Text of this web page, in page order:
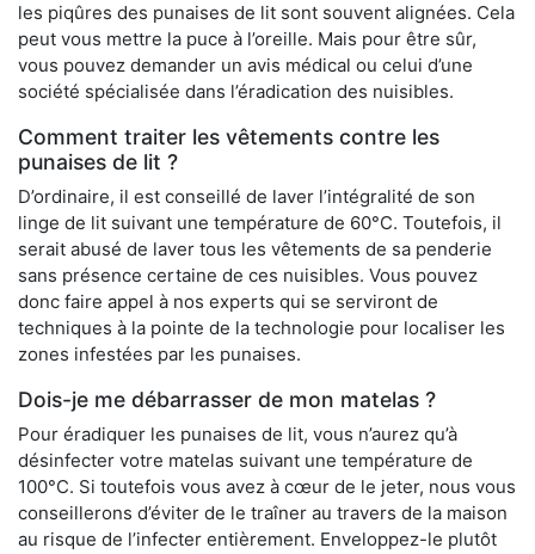
les piqûres des punaises de lit sont souvent alignées. Cela
peut vous mettre la puce à l’oreille. Mais pour être sûr,
vous pouvez demander un avis médical ou celui d’une
société spécialisée dans l’éradication des nuisibles.
Comment traiter les vêtements contre les
punaises de lit ?
D’ordinaire, il est conseillé de laver l’intégralité de son
linge de lit suivant une température de 60°C. Toutefois, il
serait abusé de laver tous les vêtements de sa penderie
sans présence certaine de ces nuisibles. Vous pouvez
donc faire appel à nos experts qui se serviront de
techniques à la pointe de la technologie pour localiser les
zones infestées par les punaises.
Dois-je me débarrasser de mon matelas ?
Pour éradiquer les punaises de lit, vous n’aurez qu’à
désinfecter votre matelas suivant une température de
100°C. Si toutefois vous avez à cœur de le jeter, nous vous
conseillerons d’éviter de le traîner au travers de la maison
au risque de l’infecter entièrement. Enveloppez-le plutôt